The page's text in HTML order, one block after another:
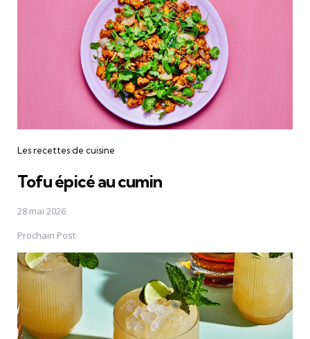
Les recettes de cuisine
Tofu épicé au cumin
28 mai 2026
Prochain Post